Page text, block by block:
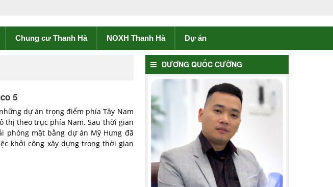
Chung cư Thanh Hà NOXH Thanh Hà Dự án
5
dự án trọng điểm phía Tây Nam
thị theo trục phía Nam. Sau thời gian
phóng mặt bằng dự án Mỹ Hưng đã
khởi công xây dựng trong thời gian
DƯƠNG QUỐC CƯỜNG